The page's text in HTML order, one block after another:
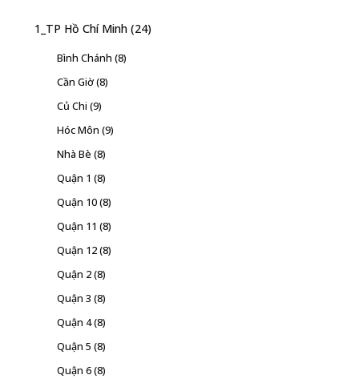
1_TP Hồ Chí Minh (24)
Bình Chánh (8)
Cần Giờ(8)
Củ Chi (9)
Hóc Môn (9)
Nhà Bè (8)
Quận 1 (8)
Quận 10(8)
Quận 11 (8)
Quận 12(8)
Quận 2(8)
Quận 3 (8)
Quận 4(8)
Quận 5 (8)
Quận 6(8)